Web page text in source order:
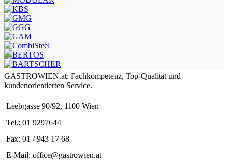
GASTROWIEN.at: Fachkompetenz, Top-Qualität und
kundenorientierten Service.
Leebgasse 90/92, 1100 Wien
Tel.: 01 9297644
Fax: 01 / 943 17 68
E-Mail: office@gastrowien.at